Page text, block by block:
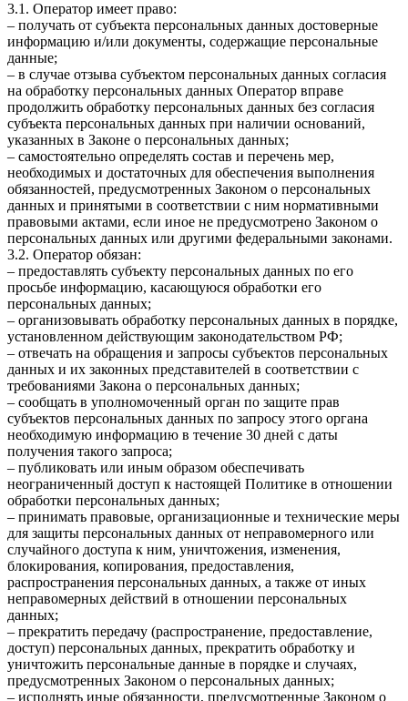
3.1. Оператор имеет право:
– получать от субъекта персональных данных достоверные
информацию и/или документы, содержащие персональные
данные;
– в случае отзыва субъектом персональных данных согласия
на обработку персональных данных Оператор вправе
продолжить обработку персональных данных без согласия
субъекта персональных данных при наличии оснований,
указанных в Законе о персональных данных;
– самостоятельно определять состав и перечень мер,
необходимых и достаточных для обеспечения выполнения
обязанностей, предусмотренных Законом о персональных
данных и принятыми в соответствии с ним нормативными
правовыми актами, если иное не предусмотрено Законом о
персональных данных или другими федеральными законами.
3.2. Оператор обязан:
– предоставлять субъекту персональных данных по его
просьбе информацию, касающуюся обработки его
персональных данных;
– организовывать обработку персональных данных в порядке,
установленном действующим законодательством РФ;
– отвечать на обращения и запросы субъектов персональных
данных и их законных представителей в соответствии с
требованиями Закона о персональных данных;
– сообщать в уполномоченный орган по защите прав
субъектов персональных данных по запросу этого органа
необходимую информацию в течение 30 дней с даты
получения такого запроса;
– публиковать или иным образом обеспечивать
неограниченный доступ к настоящей Политике в отношении
обработки персональных данных;
– принимать правовые, организационные и технические меры
для защиты персональных данных от неправомерного или
случайного доступа к ним, уничтожения, изменения,
блокирования, копирования, предоставления,
распространения персональных данных, а также от иных
неправомерных действий в отношении персональных
данных;
– прекратить передачу (распространение, предоставление,
доступ) персональных данных, прекратить обработку и
уничтожить персональные данные в порядке и случаях,
предусмотренных Законом о персональных данных;
– исполнять иные обязанности, предусмотренные Законом о